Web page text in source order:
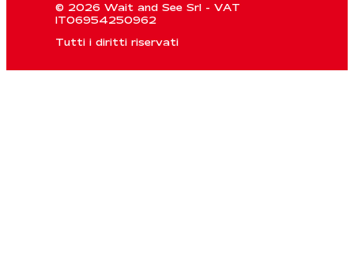
© 2026 Wait and See Srl - VAT
IT06954250962
Tutti i diritti riservati